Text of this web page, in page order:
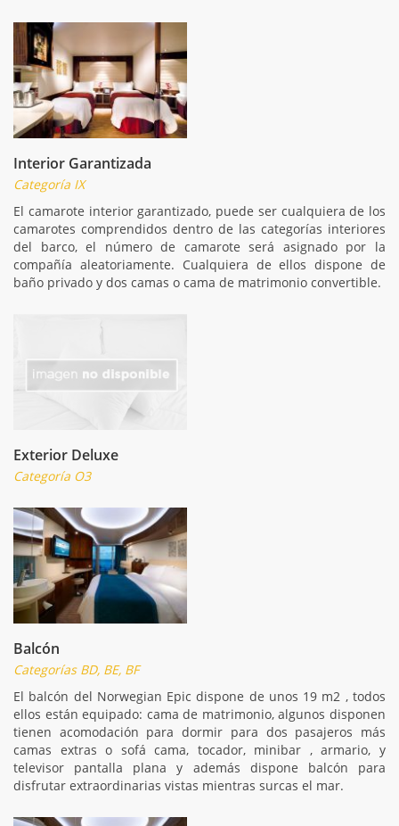
Interior Garantizada
Categoría IX
El camarote interior garantizado, puede ser cualquiera de los
camarotes comprendidos dentro de las categorías interiores
del barco, el número de camarote será asignado por la
compañía aleatoriamente. Cualquiera de ellos dispone de
baño privado y dos camas o cama de matrimonio convertible.
Exterior Deluxe
Categoría O3
Balcón
Categorías BD, BE, BF
El balcón del Norwegian Epic dispone de unos 19 m2 , todos
ellos están equipado: cama de matrimonio, algunos disponen
tienen acomodación para dormir para dos pasajeros más
camas extras o sofá cama, tocador, minibar , armario, y
televisor pantalla plana y además dispone balcón para
disfrutar extraordinarias vistas mientras surcas el mar.